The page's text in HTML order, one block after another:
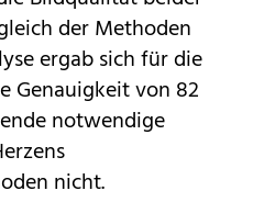
der Methoden
ergab sich für die
Genauigkeit von 82
notwendige
nicht.